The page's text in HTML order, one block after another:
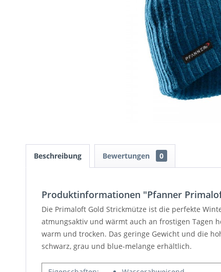
Beschreibung Bewertungen 0
Produktinformationen "Pfanner
Die Primaloft Gold Strickmütze ist die perfekte
atmungsaktiv und wärmt auch an frostigen Tagen
warm und trocken. Das geringe Gewicht und die
schwarz, grau und blue-melange erhältlich.